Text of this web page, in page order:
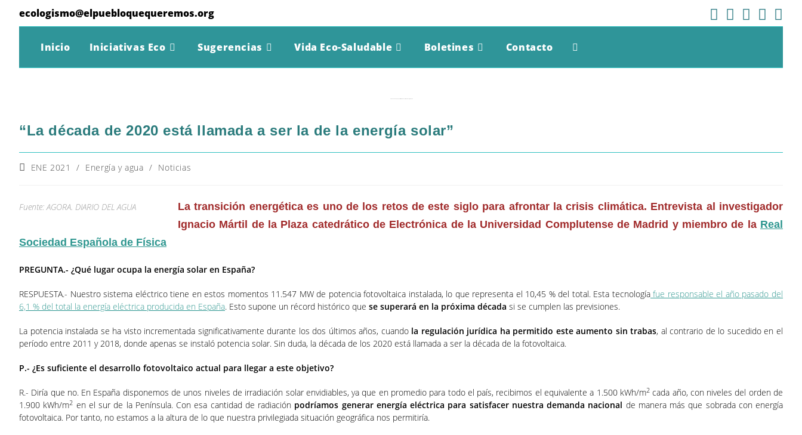
contenido
ecologismo@elpuebloquequeremos.org
Inicio Iniciativas Eco Sugerencias Vida Eco-Saludable Boletines Contacto Alternar
Web
“La década de 2020 está llamada a ser la de la energía solar”
Categoría
ENE 2021 / Energía y agua / Noticias
Fuente: AGORA. DIARIO DEL AGUA
La transición energética es uno de los retos de este siglo para afrontar la crisis climática. Entrevista al investigador
Ignacio Mártil de la Plaza catedrático de Electrónica de la Universidad Complutense de Madrid y miembro de la Real
Sociedad Española de Física
PREGUNTA.- ¿Qué lugar ocupa la energía solar en España?
RESPUESTA.- Nuestro sistema eléctrico tiene en estos momentos 11.547 MW de potencia fotovoltaica instalada, lo que representa el 10,45 % del total. Esta tecnologíafue responsable el año pasado del
6,1 % del total la energía eléctrica producida en España. Esto supone un récord histórico que se superará en la próxima década si se cumplen las previsiones.
La potencia instalada se ha visto incrementada significativamente durante los dos últimos años, cuando la regulación jurídica ha permitido este aumento sin trabas, al contrario de lo sucedido en el
período entre 2011 y 2018, donde apenas se instaló potencia solar. Sin duda, la década de los 2020 está llamada a ser la década de la fotovoltaica.
P.- ¿Es suficiente el desarrollo fotovoltaico actual para llegar a este objetivo?
R.- Diría que no. En España disponemos de unos niveles de irradiación solar envidiables, ya que en promedio para todo el país, recibimos el equivalente a 1.500 kWh/m2cada año, con niveles del orden de
1.900 kWh/m2 en el sur de la Península. Con esa cantidad de radiación podríamos generar energía eléctrica para satisfacer nuestra demanda nacional de manera más que sobrada con energía
fotovoltaica. Por tanto, no estamos a la altura de lo que nuestra privilegiada situación geográfica nos permitiría.